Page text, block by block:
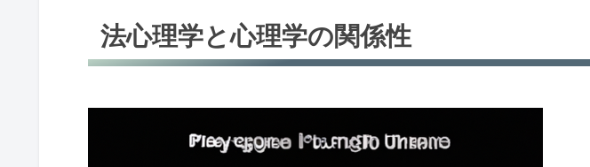
法心理学と心理学の関係性